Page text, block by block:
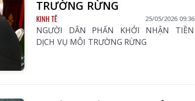
TRƯỜNG RỪNG
KINH TẾ 25/05/2026 09:36
NGƯỜI DÂN PHẤN KHỞI NHẬN TIỀN
DỊCH VỤ MÔI TRƯỜNG RỪNG